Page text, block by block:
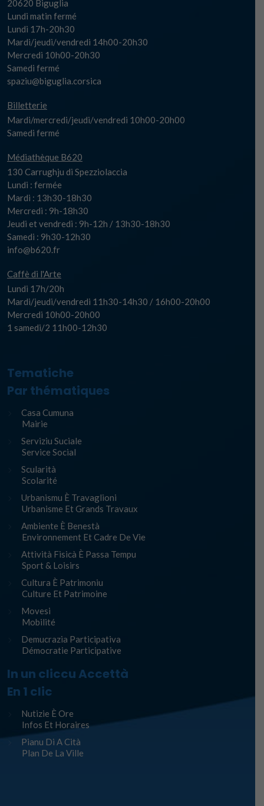
20620 Biguglia
Lundi matin fermé
Lundi 17h-20h30
Mardi/jeudi/vendredi 14h00-20h30
Mercredi 10h00-20h30
Samedi fermé
spaziu@biguglia.corsica
Billetterie
Mardi/mercredi/jeudi/vendredi 10h00-20h00
Samedi fermé
Médiathèque B620
130 Carrughju di Spezziolaccia
Lundi : fermée
Mardi : 13h30-18h30
Mercredi : 9h-18h30
Jeudi et vendredi : 9h-12h / 13h30-18h30
Samedi : 9h30-12h30
info@b620.fr
Caffè di l'Arte
Lundi 17h/20h
Mardi/jeudi/vendredi 11h30-14h30 / 16h00-20h00
Mercredi 10h00-20h00
1 samedi/2 11h00-12h30
Tematiche
Par thématiques
Casa Cumuna
Mairie
Serviziu Suciale
Service Social
Scularità
Scolarité
Urbanismu È Travaglioni
Urbanisme Et Grands Travaux
Ambiente È Benestà
Environnement Et Cadre De Vie
Attività Fisicà È Passa Tempu
Sport & Loisirs
Cultura È Patrimoniu
Culture Et Patrimoine
Movesi
Mobilité
Demucrazia Participativa
Démocratie Participative
In un cliccu Accettà
En 1 clic
Nutizie È Ore
Infos Et Horaires
Pianu Di A Cità
Plan De La Ville